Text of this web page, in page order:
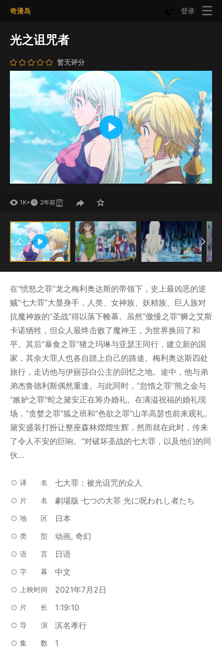
奇漫岛 登录
光之诅咒者
暂无评分
Mute Settings
Play
1K+ 2年前
在“愤怒之罪”龙之梅利奥达斯的带领下，史上最凶恶的逆
贼“七大罪”大显身手，人类、女神族、妖精族、巨人族对
抗魔神族的“圣战”得以落下帷幕。虽然“傲慢之罪”狮之艾斯
卡诺牺牲，但众人最终击败了魔神王，为世界换回了和
平。其后“暴食之罪”猪之玛琳与亚瑟王同行，建立新的国
家，其余大罪人也各自踏上自己的路途。梅利奥达斯四处
旅行，走访他与伊丽莎白公主的回忆之地。途中，他与弟
弟杰鲁德利斯偶然重逢。与此同时，“怠惰之罪”熊之金与
“嫉妒之罪”蛇之黛安正在筹办婚礼。在满溢祝福的婚礼现
场，“贪婪之罪”狐之班和“色欲之罪”山羊高瑟也前来观礼。
黛安盛装打扮让整座森林熠熠生辉，然而就在此时，传来
了令人不安的巨响。“对破坏圣战的七大罪，以及他们的同
伙…
译名 七大罪：被光诅咒的众人
片名 劇場版 七つの大罪 光に呪われし者たち
地区 日本
类型 动画, 奇幻
语言 日语
字幕 中文
上映时间 2021年7月2日
片长 1:19:10
导演 滨名孝行
集数 1